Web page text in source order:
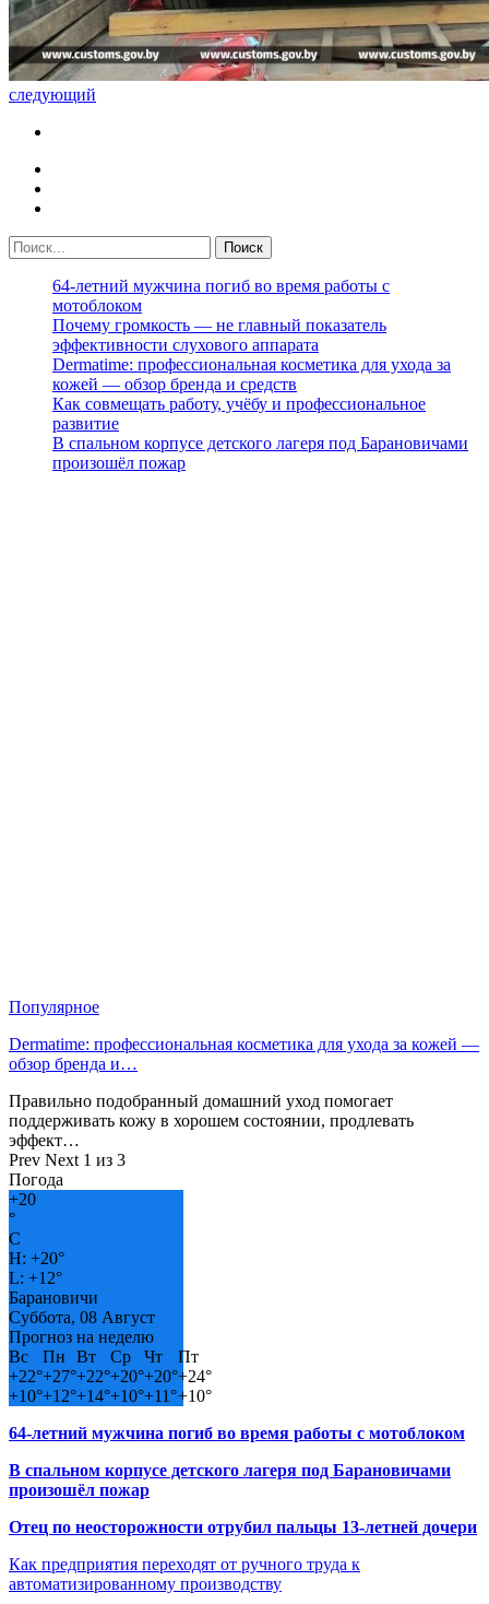
следующий
64-летний мужчина погиб во время работы с
мотоблоком
Почему громкость — не главный показатель
эффективности слухового аппарата
Dermatime: профессиональная косметика для ухода за
кожей — обзор бренда и средств
Как совмещать работу, учёбу и профессиональное
развитие
В спальном корпусе детского лагеря под Барановичами
произошёл пожар
Популярное
Dermatime: профессиональная косметика для ухода за кожей —
обзор бренда и…
Правильно подобранный домашний уход помогает
поддерживать кожу в хорошем состоянии, продлевать
эффект…
Prev Next 1 из 3
Погода
+20
°
C
H: +20°
L: +12°
Барановичи
Суббота, 08 Август
Прогноз на неделю
Вс
Пн Вт Ср Чт
Пт
+22°+27°+22°+20°+20°+24°
+10°+12°+14°+10°+11°+10°
64-летний мужчина погиб во время работы с мотоблоком
В спальном корпусе детского лагеря под Барановичами
произошёл пожар
Отец по неосторожности отрубил пальцы 13-летней дочери
Как предприятия переходят от ручного труда к
автоматизированному производству